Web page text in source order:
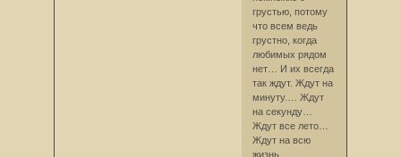
грустью, потому
что всем ведь
грустно, когда
любимых рядом
нет… И их всегда
так ждут. Ждут на
минуту.… Ждут
на секунду…
Ждут все лето…
Ждут на всю
жизнь…